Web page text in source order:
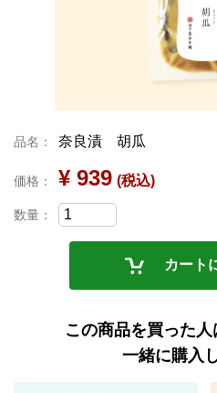
品名： 奈良漬 胡瓜
価格： ¥ 939 (税込)
数量：
カート
この商品を買った
一緒に購入